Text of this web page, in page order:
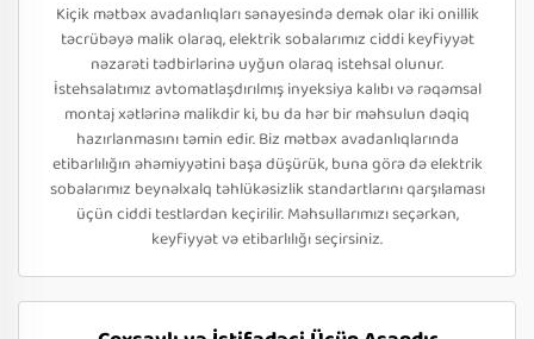
Kiçik mətbəx avadanlıqları sənayesində demək olar iki onillik
təcrübəyə malik olaraq, elektrik sobalarımız ciddi keyfiyyət
nəzarəti tədbirlərinə uyğun olaraq istehsal olunur.
İstehsalatımız avtomatlaşdırılmış inyeksiya kalıbı və rəqəmsal
montaj xətlərinə malikdir ki, bu da hər bir məhsulun dəqiq
hazırlanmasını təmin edir. Biz mətbəx avadanlıqlarında
etibarlılığın əhəmiyyətini başa düşürük, buna görə də elektrik
sobalarımız beynəlxalq təhlükəsizlik standartlarını qarşılaması
üçün ciddi testlərdən keçirilir. Məhsullarımızı seçərkən,
keyfiyyət və etibarlılığı seçirsiniz.